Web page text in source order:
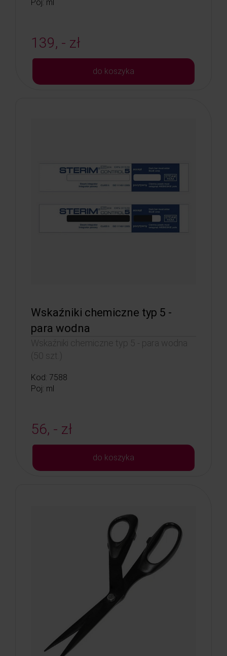
Poj: ml
139, - zł
do koszyka
Wskaźniki chemiczne typ 5 -
para wodna
Wskaźniki chemiczne typ 5 - para wodna
(50 szt.)
Kod: 7588
Poj: ml
56, - zł
do koszyka